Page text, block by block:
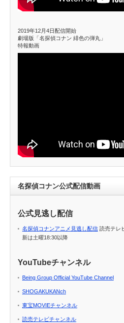
2019年12月4日配信開始
劇場版「名探偵コナン 緋色の弾丸」
特報動画
名探偵コナン公式配信動画
公式見逃し配信
名探偵コナンアニメ見逃し配信 読売テレ
新は土曜18:30以降
YouTubeチャンネル
Being Group Official YouTube Channel
SHOGAKUKANch
東宝MOVIEチャンネル
読売テレビチャンネル